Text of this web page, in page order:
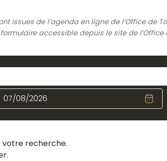
issues de l’agenda en ligne de l’Office de
accessible depuis le site de l’Office
votre recherche.